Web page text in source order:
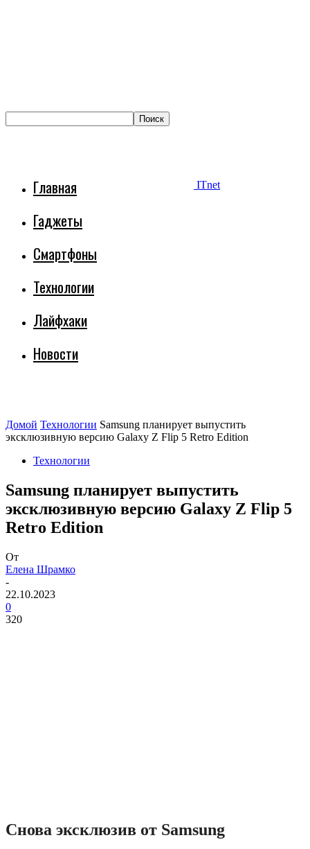
ITnet
Главная
Гаджеты
Смартфоны
Технологии
Лайфхаки
Новости
Домой Технологии Samsung планирует выпустить
эксклюзивную версию Galaxy Z Flip 5 Retro Edition
Технологии
Samsung планирует выпустить
эксклюзивную версию Galaxy Z Flip 5
Retro Edition
От
Елена Шрамко
-
22.10.2023
0
320
Снова эксклюзив от Samsung